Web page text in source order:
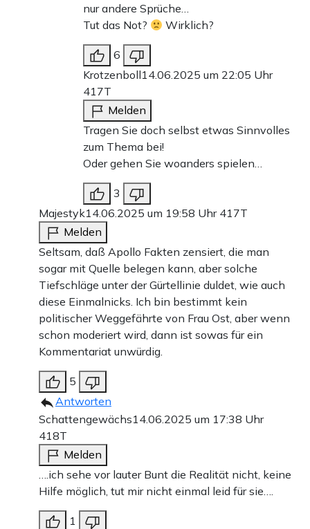
nur andere Sprüche…
Tut das Not?
Wirklich?
6
Krotzenboll14.06.2025 um 22:05 Uhr
417T
Melden
Tragen Sie doch selbst etwas Sinnvolles
zum Thema bei!
Oder gehen Sie woanders spielen…
3
Majestyk14.06.2025 um 19:58 Uhr 417T
Melden
Seltsam, daß Apollo Fakten zensiert, die man
sogar mit Quelle belegen kann, aber solche
Tiefschläge unter der Gürtellinie duldet, wie auch
diese Einmalnicks. Ich bin bestimmt kein
politischer Weggefährte von Frau Ost, aber wenn
schon moderiert wird, dann ist sowas für ein
Kommentariat unwürdig.
5
Antworten
Schattengewächs14.06.2025 um 17:38 Uhr
418T
Melden
….ich sehe vor lauter Bunt die Realität nicht, keine
Hilfe möglich, tut mir nicht einmal leid für sie….
1